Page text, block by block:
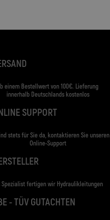
einem Bestellwert von 100€. Lieferung
innerhalb Deutschlands kostenlos
SUPPORT
stets für Sie da, kontaktieren Sie unseren
Online-Support
Spezialist fertigen wir Hydraulikleitungen
- TÜV GUTACHTEN